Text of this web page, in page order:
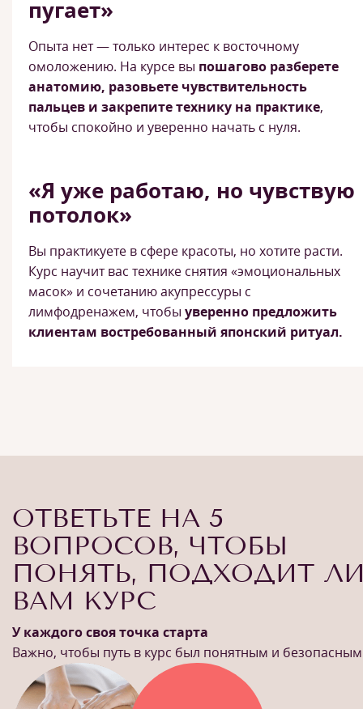
пугает»
Опыта нет — только интерес к восточному
омоложению. На курсе вы пошагово разберете
анатомию, разовьете чувствительность
пальцев и закрепите технику на практике,
чтобы спокойно и уверенно начать с нуля.
«Я уже работаю, но чувствую
потолок»
Вы практикуете в сфере красоты, но хотите расти.
Курс научит вас технике снятия «эмоциональных
масок» и сочетанию акупрессуры с
лимфодренажем, чтобы уверенно предложить
клиентам востребованный японский ритуал.
ОТВЕТЬТЕ НА 5
ВОПРОСОВ, ЧТОБЫ
ПОНЯТЬ, ПОДХОДИТ
ВАМ КУРС
У каждого своя точка старта
Важно, чтобы путь в курс был понятным и безопасным